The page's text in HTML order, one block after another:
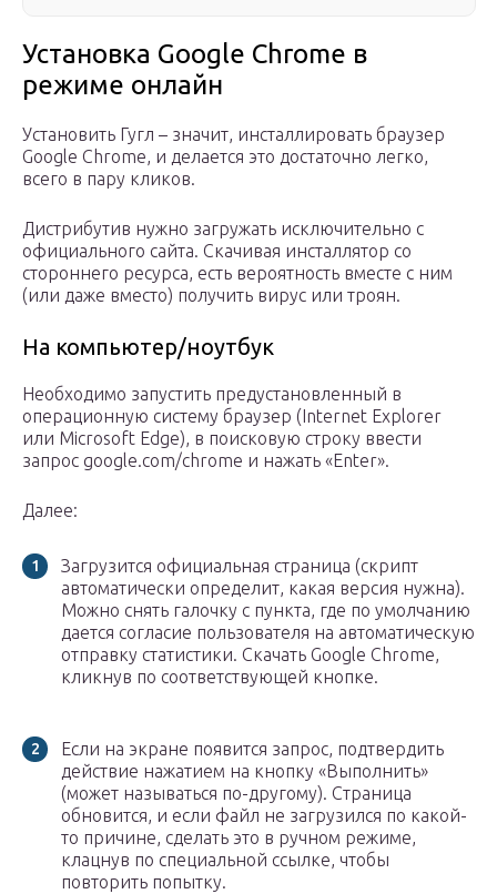
Установка Google Chrome в
режиме онлайн
Установить Гугл – значит, инсталлировать браузер
Google Chrome, и делается это достаточно легко,
всего в пару кликов.
Дистрибутив нужно загружать исключительно с
официального сайта. Скачивая инсталлятор со
стороннего ресурса, есть вероятность вместе с ним
(или даже вместо) получить вирус или троян.
На компьютер/ноутбук
Необходимо запустить предустановленный в
операционную систему браузер (Internet Explorer
или Microsoft Edge), в поисковую строку ввести
запрос google.com/chrome и нажать «Enter».
Далее:
Загрузится официальная страница (скрипт
автоматически определит, какая версия нужна).
Можно снять галочку с пункта, где по умолчанию
дается согласие пользователя на автоматическую
отправку статистики. Скачать Google Chrome,
кликнув по соответствующей кнопке.
Если на экране появится запрос, подтвердить
действие нажатием на кнопку «Выполнить»
(может называться по-другому). Страница
обновится, и если файл не загрузился по какой-
то причине, сделать это в ручном режиме,
клацнув по специальной ссылке, чтобы
повторить попытку.